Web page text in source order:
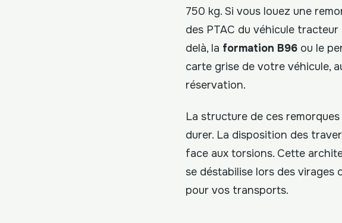
750 kg. Si vous louez une
des PTAC du véhicule
delà, la formation B96 ou le
carte grise de votre véhicule,
réservation.
La structure de ces
durer. La disposition des
face aux torsions. Cette
se déstabilise lors des virages
pour vos transports.